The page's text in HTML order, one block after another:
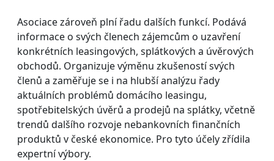
Asociace zároveň plní řadu dalších funkcí. Podává
informace o svých členech zájemcům o uzavření
konkrétních leasingových, splátkových a úvěrových
obchodů. Organizuje výměnu zkušeností svých
členů a zaměřuje se i na hlubší analýzu řady
aktuálních problémů domácího leasingu,
spotřebitelských úvěrů a prodejů na splátky, včetně
trendů dalšího rozvoje nebankovních finančních
produktů v české ekonomice. Pro tyto účely zřídila
expertní výbory.